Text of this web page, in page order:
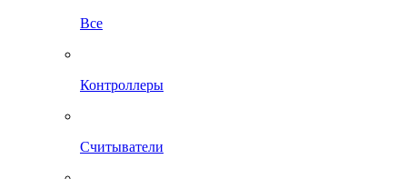
Все
Контроллеры
Считыватели